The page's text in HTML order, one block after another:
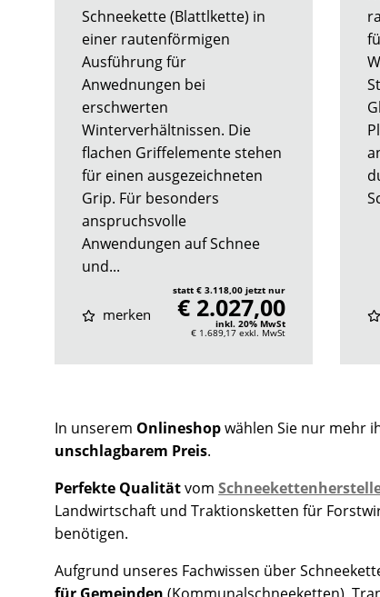
Schneekette (Blattlkette) in
einer rautenförmigen
Ausführung für
Anwednungen bei
erschwerten
Winterverhältnissen. Die
flachen Griffelemente stehen
für einen ausgezeichneten
Grip. Für besonders
anspruchsvolle
Anwendungen auf Schnee
und...
merken
statt € 3.118,00 jetzt nur
€ 2.027,00
inkl. 20% MwSt
€ 1.689,17 exkl. MwSt
In unserem Onlineshopwählen Sie nur mehr
unschlagbarem Preis.
Perfekte Qualitätvom
Landwirtschaft und Traktionsketten für
benötigen.
Aufgrund unseres Fachwissen über